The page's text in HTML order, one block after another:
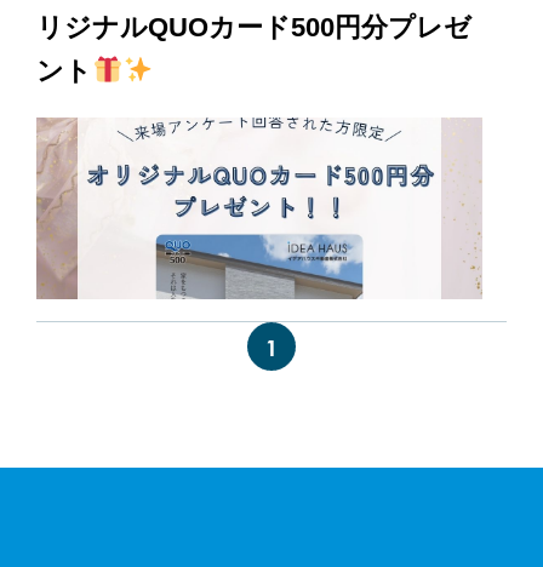
リジナルQUOカード500円分プレゼ
ント
1